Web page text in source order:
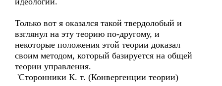
Только вот я оказался такой твердолобый и
взглянул на эту теорию по-другому, и
некоторые положения этой теории доказал
своим методом, который базируется на общей
теории управления.
'Сторонники К. т. (Конвергенции теории)